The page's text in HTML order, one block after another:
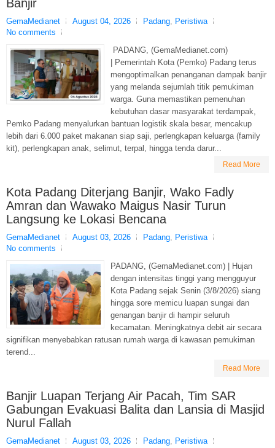
Banjir
GemaMedianet August 04, 2026 Padang, Peristiwa
No comments
PADANG, (GemaMedianet.com)
| Pemerintah Kota (Pemko) Padang terus
mengoptimalkan penanganan dampak banjir
yang melanda sejumlah titik pemukiman
warga. Guna memastikan pemenuhan
kebutuhan dasar masyarakat terdampak,
Pemko Padang menyalurkan bantuan logistik skala besar, mencakup
lebih dari 6.000 paket makanan siap saji, perlengkapan keluarga (family
kit), perlengkapan anak, selimut, terpal, hingga tenda darur...
Read More
Kota Padang Diterjang Banjir, Wako Fadly
Amran dan Wawako Maigus Nasir Turun
Langsung ke Lokasi Bencana
GemaMedianet August 03, 2026 Padang, Peristiwa
No comments
PADANG, (GemaMedianet.com) | Hujan
dengan intensitas tinggi yang mengguyur
Kota Padang sejak Senin (3/8/2026) siang
hingga sore memicu luapan sungai dan
genangan banjir di hampir seluruh
kecamatan. Meningkatnya debit air secara
signifikan menyebabkan ratusan rumah warga di kawasan pemukiman
terend...
Read More
Banjir Luapan Terjang Air Pacah, Tim SAR
Gabungan Evakuasi Balita dan Lansia di Masjid
Nurul Fallah
GemaMedianet August 03, 2026 Padang, Peristiwa